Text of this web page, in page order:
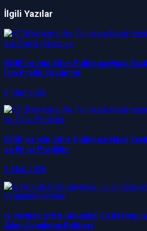
İlgili Yazılar
KOBİ’ler İçin Şifre Politikası Nasıl
İçin Pratik Çözümler
8 Mart 2026
KOBİ’ler İçin Şifre Politikası Nasıl
ve En İyi Pratikler
1 Mart 2026
İş Yerinde Şifre Güvenliği En İyi
Adım Uygulama Rehberi